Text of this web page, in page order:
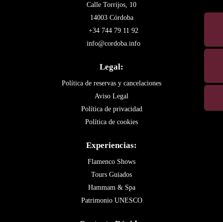
Calle Torrijos, 10
14003 Córdoba
+34 744 79 11 92
info@cordoba.info
Legal:
Política de reservas y cancelaciones
Aviso Legal
Política de privacidad
Política de cookies
Experiencias:
Flamenco Shows
Tours Guiados
Hammam & Spa
Patrimonio UNESCO